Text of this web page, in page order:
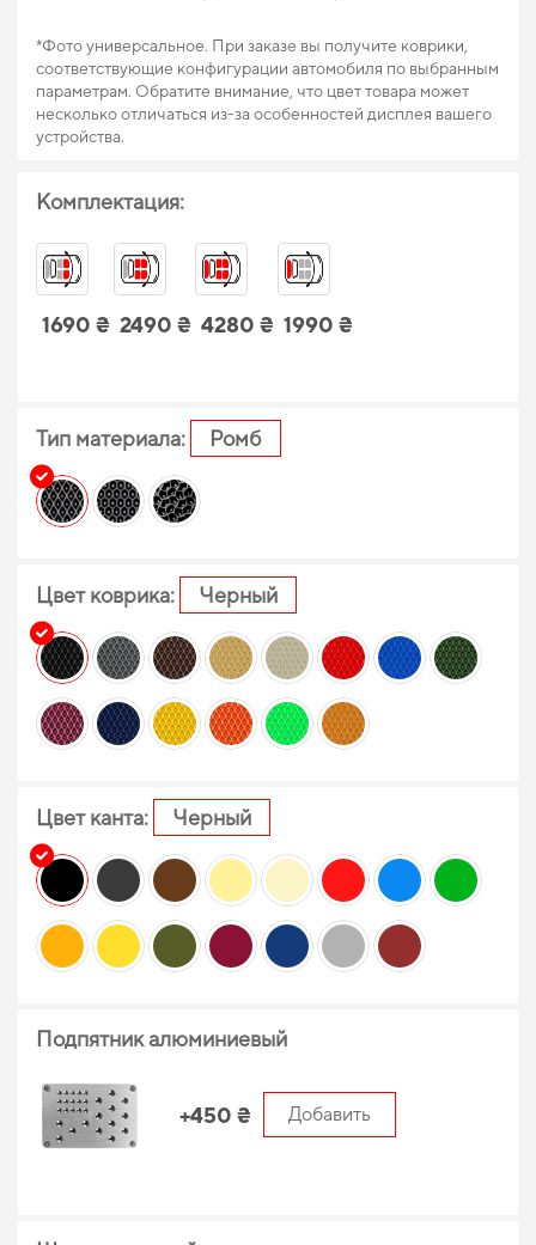
*Фото универсальное. При заказе вы получите коврики,
соответствующие конфигурации автомобиля по выбранным
параметрам. Обратите внимание, что цвет товара может
несколько отличаться из-за особенностей дисплея вашего
устройства.
Комплектация:
1690 ₴ 2490 ₴ 4280 ₴ 1990 ₴
Тип материала: Ромб
Цвет коврика: Черный
Цвет канта: Черный
Подпятник алюминиевый
+450 ₴ Добавить